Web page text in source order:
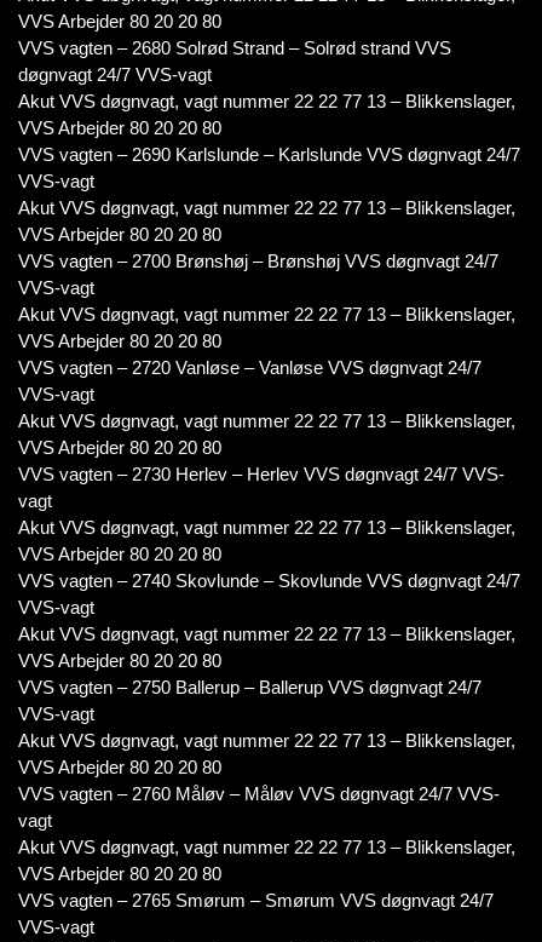
VVS Arbejder 80 20 20 80
VVS vagten – 2680 Solrød Strand – Solrød strand VVS
døgnvagt 24/7 VVS-vagt
Akut VVS døgnvagt, vagt nummer 22 22 77 13 – Blikkenslager,
VVS Arbejder 80 20 20 80
VVS vagten – 2690 Karlslunde – Karlslunde VVS døgnvagt 24/7
VVS-vagt
Akut VVS døgnvagt, vagt nummer 22 22 77 13 – Blikkenslager,
VVS Arbejder 80 20 20 80
VVS vagten – 2700 Brønshøj – Brønshøj VVS døgnvagt 24/7
VVS-vagt
Akut VVS døgnvagt, vagt nummer 22 22 77 13 – Blikkenslager,
VVS Arbejder 80 20 20 80
VVS vagten – 2720 Vanløse – Vanløse VVS døgnvagt 24/7
VVS-vagt
Akut VVS døgnvagt, vagt nummer 22 22 77 13 – Blikkenslager,
VVS Arbejder 80 20 20 80
VVS vagten – 2730 Herlev – Herlev VVS døgnvagt 24/7 VVS-
vagt
Akut VVS døgnvagt, vagt nummer 22 22 77 13 – Blikkenslager,
VVS Arbejder 80 20 20 80
VVS vagten – 2740 Skovlunde – Skovlunde VVS døgnvagt 24/7
VVS-vagt
Akut VVS døgnvagt, vagt nummer 22 22 77 13 – Blikkenslager,
VVS Arbejder 80 20 20 80
VVS vagten – 2750 Ballerup – Ballerup VVS døgnvagt 24/7
VVS-vagt
Akut VVS døgnvagt, vagt nummer 22 22 77 13 – Blikkenslager,
VVS Arbejder 80 20 20 80
VVS vagten – 2760 Måløv – Måløv VVS døgnvagt 24/7 VVS-
vagt
Akut VVS døgnvagt, vagt nummer 22 22 77 13 – Blikkenslager,
VVS Arbejder 80 20 20 80
VVS vagten – 2765 Smørum – Smørum VVS døgnvagt 24/7
VVS-vagt